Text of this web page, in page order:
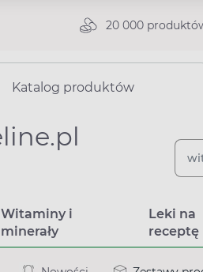
20 000
Katalog produktów
Witaminy i
minerały
Leki na
receptę